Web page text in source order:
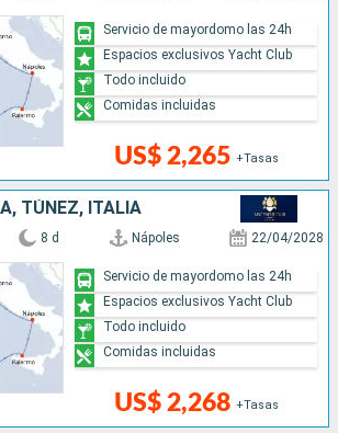
US$ 2,265 +Tasas
Servicio de mayordomo las 24h
Espacios exclusivos Yacht Club
Todo incluido
Comidas incluidas
TÚNEZ, ITALIA
8 d Nápoles 22/04/2028
US$ 2,268 +Tasas
Servicio de mayordomo las 24h
Espacios exclusivos Yacht Club
Todo incluido
Comidas incluidas